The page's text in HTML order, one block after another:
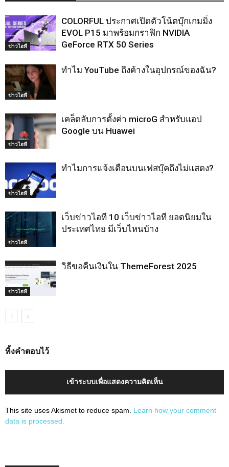
ข่าวไอที
COLORFUL ประกาศเปิดตัวโน้ตบุ๊กเกมมิ่ง
EVOL P15 มาพร้อมกราฟิก NVIDIA
GeForce RTX 50 Series
ข่าวไอที
ทำไม YouTube ถึงค้างในอุปกรณ์ของฉัน?
ข่าวไอที
เคล็ดลับการตั้งค่า microG สำหรับแอป
Google บน Huawei
ข่าวไอที
ทำไมการแจ้งเตือนบนเฟสบุ๊คถึงไม่แสดง?
ข่าวไอที
เว็บข่าวไอที 10 เว็บข่าวไอที ยอดนิยมใน
ประเทศไทย มีเว็บไหนบ้าง
ข่าวไอที
วิธีขอคืนเงินใน ThemeForest 2025
ทิ้งคำตอบไว้
เข้าระบบเพื่อแสดงความคิดเห็น
This site uses Akismet to reduce spam. Learn how your comment
data is processed.